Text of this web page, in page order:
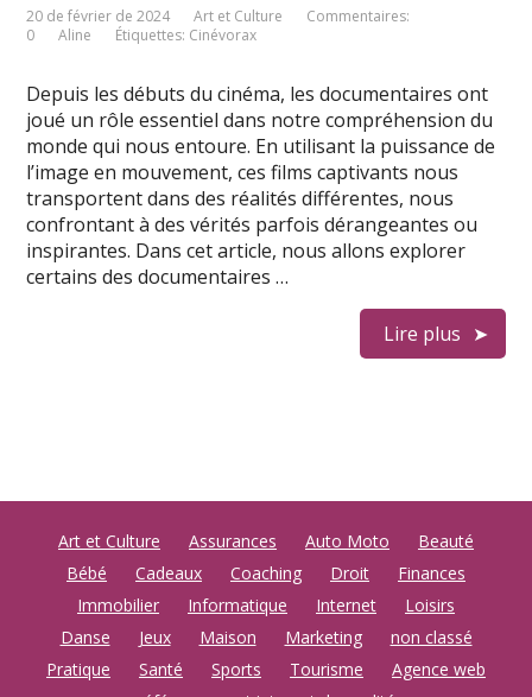
20 de février de 2024 Art et Culture
Commentaires:
0
Aline Étiquettes: Cinévorax
Depuis les débuts du cinéma, les documentaires ont
joué un rôle essentiel dans notre compréhension du
monde qui nous entoure. En utilisant la puissance de
l’image en mouvement, ces films captivants nous
transportent dans des réalités différentes, nous
confrontant à des vérités parfois dérangeantes ou
inspirantes. Dans cet article, nous allons explorer
certains des documentaires …
Lire plus
Art et Culture Assurances Auto Moto
Beauté
Bébé
Cadeaux Coaching Droit
Finances
Immobilier
Informatique Internet
Loisirs
Danse
Jeux Maison Marketing
non classé
Pratique
Santé Sports Tourisme
Agence web